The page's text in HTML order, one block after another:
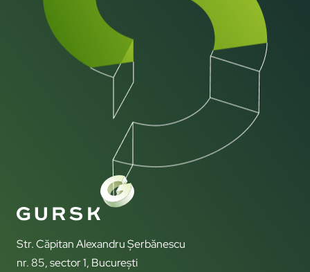
Str. Căpitan Alexandru Șerbănescu
nr. 85, sector 1, București